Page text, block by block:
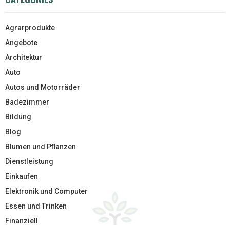
Agrarprodukte
Angebote
Architektur
Auto
Autos und Motorräder
Badezimmer
Bildung
Blog
Blumen und Pflanzen
Dienstleistung
Einkaufen
Elektronik und Computer
Essen und Trinken
Finanziell